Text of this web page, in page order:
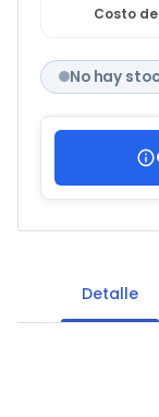
Costo
No hay
Detalle